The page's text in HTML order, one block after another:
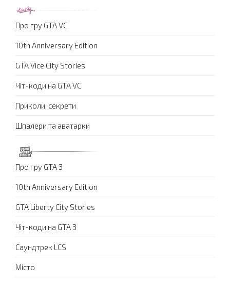
Про гру GTA VC
10th Anniversary Edition
GTA Vice City Stories
Чіт-коди на GTA VC
Приколи, секрети
Шпалери та аватарки
Про гру GTA 3
10th Anniversary Edition
GTA Liberty City Stories
Чіт-коди на GTA 3
Саундтрек LCS
Місто